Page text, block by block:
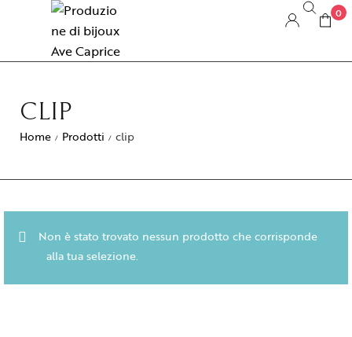
0
CLIP
Home / Prodotti / clip
Non è stato trovato nessun prodotto che corrisponde
alla tua selezione.